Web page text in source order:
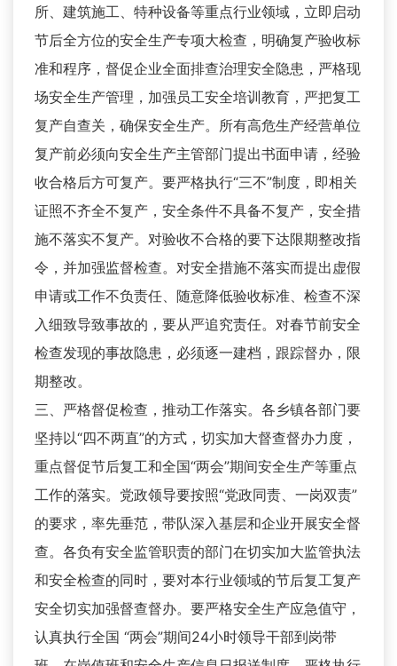
所、建筑施工、特种设备等重点行业领域，立即启动
节后全方位的安全生产专项大检查，明确复产验收标
准和程序，督促企业全面排查治理安全隐患，严格现
场安全生产管理，加强员工安全培训教育，严把复工
复产自查关，确保安全生产。所有高危生产经营单位
复产前必须向安全生产主管部门提出书面申请，经验
收合格后方可复产。要严格执行“三不”制度，即相关
证照不齐全不复产，安全条件不具备不复产，安全措
施不落实不复产。对验收不合格的要下达限期整改指
令，并加强监督检查。对安全措施不落实而提出虚假
申请或工作不负责任、随意降低验收标准、检查不深
入细致导致事故的，要从严追究责任。对春节前安全
检查发现的事故隐患，必须逐一建档，跟踪督办，限
期整改。
三、严格督促检查，推动工作落实。各乡镇各部门要
坚持以“四不两直”的方式，切实加大督查督办力度，
重点督促节后复工和全国“两会”期间安全生产等重点
工作的落实。党政领导要按照“党政同责、一岗双责”
的要求，率先垂范，带队深入基层和企业开展安全督
查。各负有安全监管职责的部门在切实加大监管执法
和安全检查的同时，要对本行业领域的节后复工复产
安全切实加强督查督办。要严格安全生产应急值守，
认真执行全国 “两会”期间24小时领导干部到岗带